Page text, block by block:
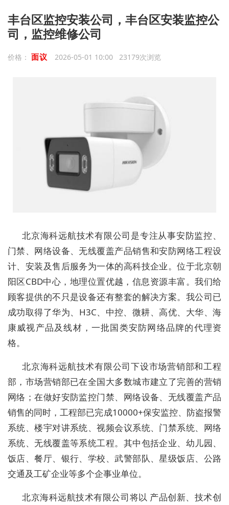
丰台区监控安装公司，丰台区安装监控公
司，监控维修公司
价格： 面议 2026-05-01 10:00 23179次浏览
北京海科远航技术有限公司是专注从事安防监控、
门禁、网络设备、无线覆盖产品销售和安防网络工程设
计、安装及售后服务为一体的高科技企业。位于北京朝
阳区CBD中心，地理位置优越，信息资源丰富。我们给
顾客提供的不只是设备还有整套的解决方案。我公司已
成功取得了华为、H3C、中控、微耕、高优、大华、海
康威视产品及线材，一批国类安防网络品牌的代理资
格。
北京海科远航技术有限公司下设市场营销部和工程
部，市场营销部已在全国大多数城市建立了完善的营销
网络；在做好安防监控门禁、网络设备、无线覆盖产品
销售的同时，工程部已完成10000+保安监控、防盗报警
系统、楼宇对讲系统、视频会议系统、门禁系统、网络
系统、无线覆盖等系统工程。其中包括企业、幼儿园、
饭店、餐厅、银行、学校、武警部队、星级饭店、公路
交通及工矿企业等多个企事业单位。
北京海科远航技术有限公司将以 产品创新、技术创